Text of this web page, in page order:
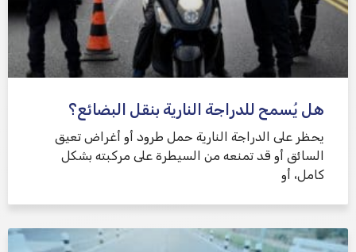
هل يُسمح للدراجة النارية بنقل البضائع؟
يحظر على الدراجة النارية حمل طرود أو أغراض تعيق
السائق أو قد تمنعه من السيطرة على مركبته بشكل
كامل، أو